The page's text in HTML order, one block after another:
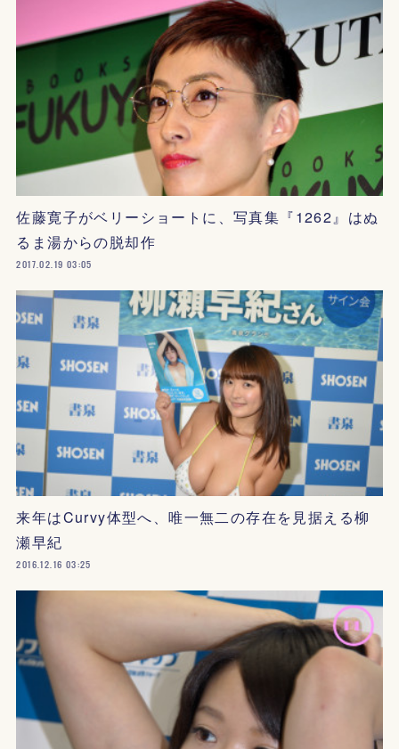
佐藤寛子がベリーショートに、写真集『1262』はぬ
るま湯からの脱却作
2017.02.19 03:05
来年はCurvy体型へ、唯一無二の存在を見据える柳
瀬早紀
2016.12.16 03:25